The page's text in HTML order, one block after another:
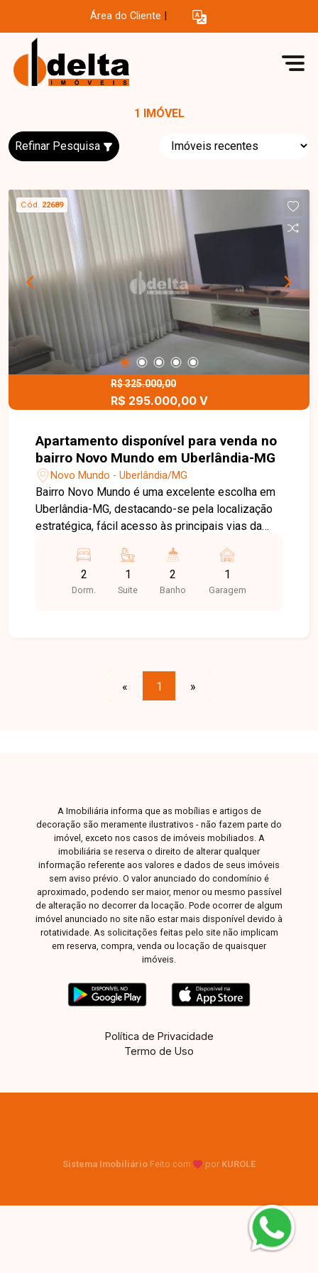
Área do Cliente
1 IMÓVEL
Refinar Pesquisa
Cód. 22689
R$ 325.000,00
R$ 295.000,00 V
Apartamento disponível para venda no
bairro Novo Mundo em Uberlândia-MG
Novo Mundo - Uberlândia/MG
Bairro Novo Mundo é uma excelente escolha em
Uberlândia-MG, destacando-se pela localização
estratégica, fácil acesso às principais vias da
opções de lazer. A região proporciona praticidade
e qualidade de vida no dia a dia. Apartamento
com aproximadamente 65 m² de área privativa,
churrasqueira. Conta ainda com 1 vaga de
2
Dorm.
1
Suite
2
Banho
1
Garagem
« 1 »
A Imobiliária informa que as mobílias e artigos de
decoração são meramente ilustrativos - não fazem parte do
imóvel, exceto nos casos de imóveis mobiliados. A
imobiliária se reserva o direito de alterar qualquer
informação referente aos valores e dados de seus imóveis
sem aviso prévio. O valor anunciado do condomínio é
aproximado, podendo ser maior, menor ou mesmo passível
de alteração no decorrer da locação. Pode ocorrer de algum
imóvel anunciado no site não estar mais disponível devido à
rotatividade. As solicitações feitas pelo site não implicam
em reserva, compra, venda ou locação de quaisquer
imóveis.
Política de Privacidade
Termo de Uso
Sistema Imobiliário Feito com por KUROLE